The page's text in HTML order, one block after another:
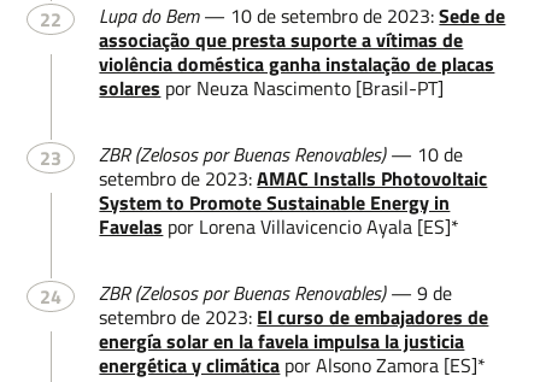
22 Lupa do Bem— 10 de setembro de 2023:Sede de
associação que presta suporte a vítimas de
violência doméstica ganha instalação de placas
solares por Neuza Nascimento [Brasil-PT]
23 ZBR (Zelosos por Buenas Renovables)— 10 de
setembro de 2023:AMAC Installs Photovoltaic
System to Promote Sustainable Energy in
Favelas por Lorena Villavicencio Ayala [ES]*
24 ZBR (Zelosos por Buenas Renovables)— 9 de
setembro de 2023: El curso de embajadores de
energía solar en la favela impulsa la justicia
energética y climática por Alsono Zamora [ES]*